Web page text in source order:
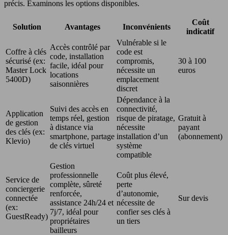
précis. Examinons les options disponibles.
Solution Avantages Inconvénients
Coût
indicatif
Coffre à clés
sécurisé (ex:
Master Lock
5400D)
Accès contrôlé par
code, installation
facile, idéal pour
locations
saisonnières
Vulnérable si le
code est
compromis,
nécessite un
emplacement
discret
30 à 100
euros
Application
de gestion
des clés (ex:
Klevio)
Suivi des accès en
temps réel, gestion
à distance via
smartphone, partage
de clés virtuel
Dépendance à la
connectivité,
risque de piratage,
nécessite
installation d’un
système
compatible
Gratuit à
payant
(abonnement)
Service de
conciergerie
connectée
(ex:
GuestReady)
Gestion
professionnelle
complète, sûreté
renforcée,
assistance 24h/24 et
7j/7, idéal pour
propriétaires
bailleurs
Coût plus élevé,
perte
d’autonomie,
nécessite de
confier ses clés à
un tiers
Sur devis